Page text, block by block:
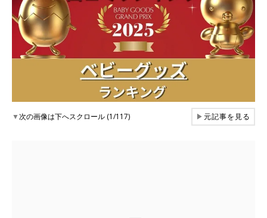
▼次の画像は下へスクロール (1/117) ▶元記事を見る